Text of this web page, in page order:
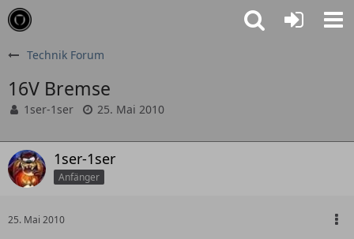
Technik Forum
16V Bremse
1ser-1ser 25. Mai 2010
1ser-1ser
Anfänger
25. Mai 2010